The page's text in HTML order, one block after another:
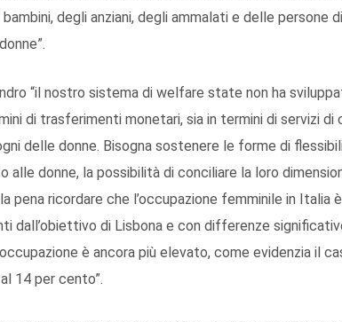
degli anziani, degli ammalati e delle persone
“il nostro sistema di welfare state non ha
di trasferimenti monetari, sia in termini di servizi
delle donne. Bisogna sostenere le forme di
donne, la possibilità di conciliare la loro
pena ricordare che l’occupazione femminile in Italia
dall’obiettivo di Lisbona e con differenze
è ancora più elevato, come evidenzia il
14 per cento”.